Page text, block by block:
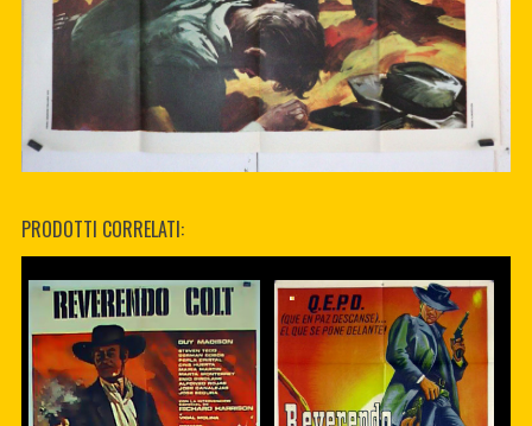
PRODOTTI CORRELATI: